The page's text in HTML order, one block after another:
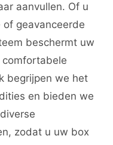
aanvullen. Of u
geavanceerde
beschermt uw
begrijpen we het
en bieden we
zodat u uw box